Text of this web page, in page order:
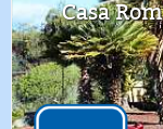
Casa